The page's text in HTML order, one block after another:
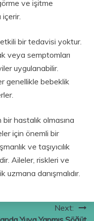
ve işitme
bir tedavisi yoktur.
veya semptomları
uygulanabilir.
genellikle bebeklik
bir hastalık olmasına
için önemli bir
ve taşıyıcılık
Aileler, riskleri ve
danışmalıdır.
Next: